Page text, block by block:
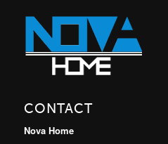
CONTACT
Nova Home